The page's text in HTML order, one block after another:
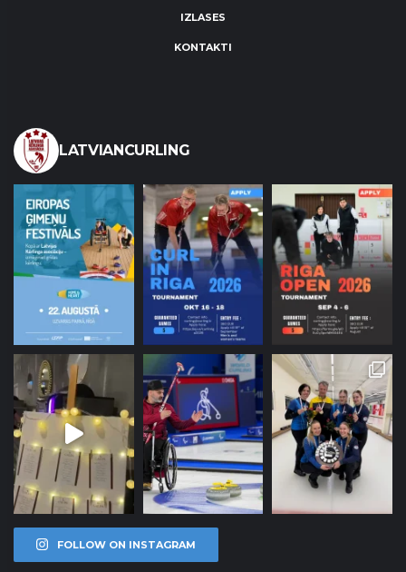
IZLASES
KONTAKTI
LATVIANCURLING
FOLLOW ON INSTAGRAM